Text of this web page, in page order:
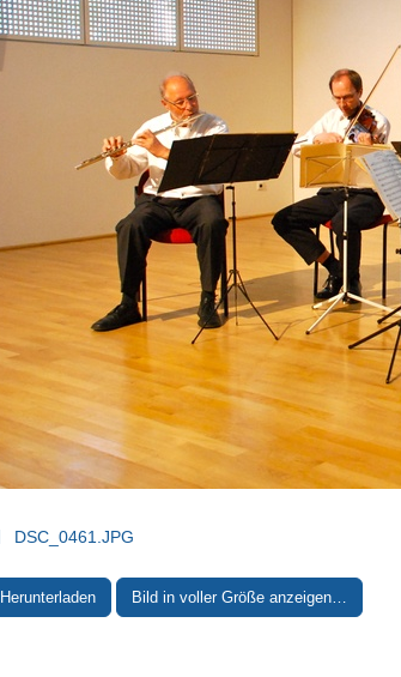
DSC_0461.JPG
Herunterladen Bild in voller Größe anzeigen…